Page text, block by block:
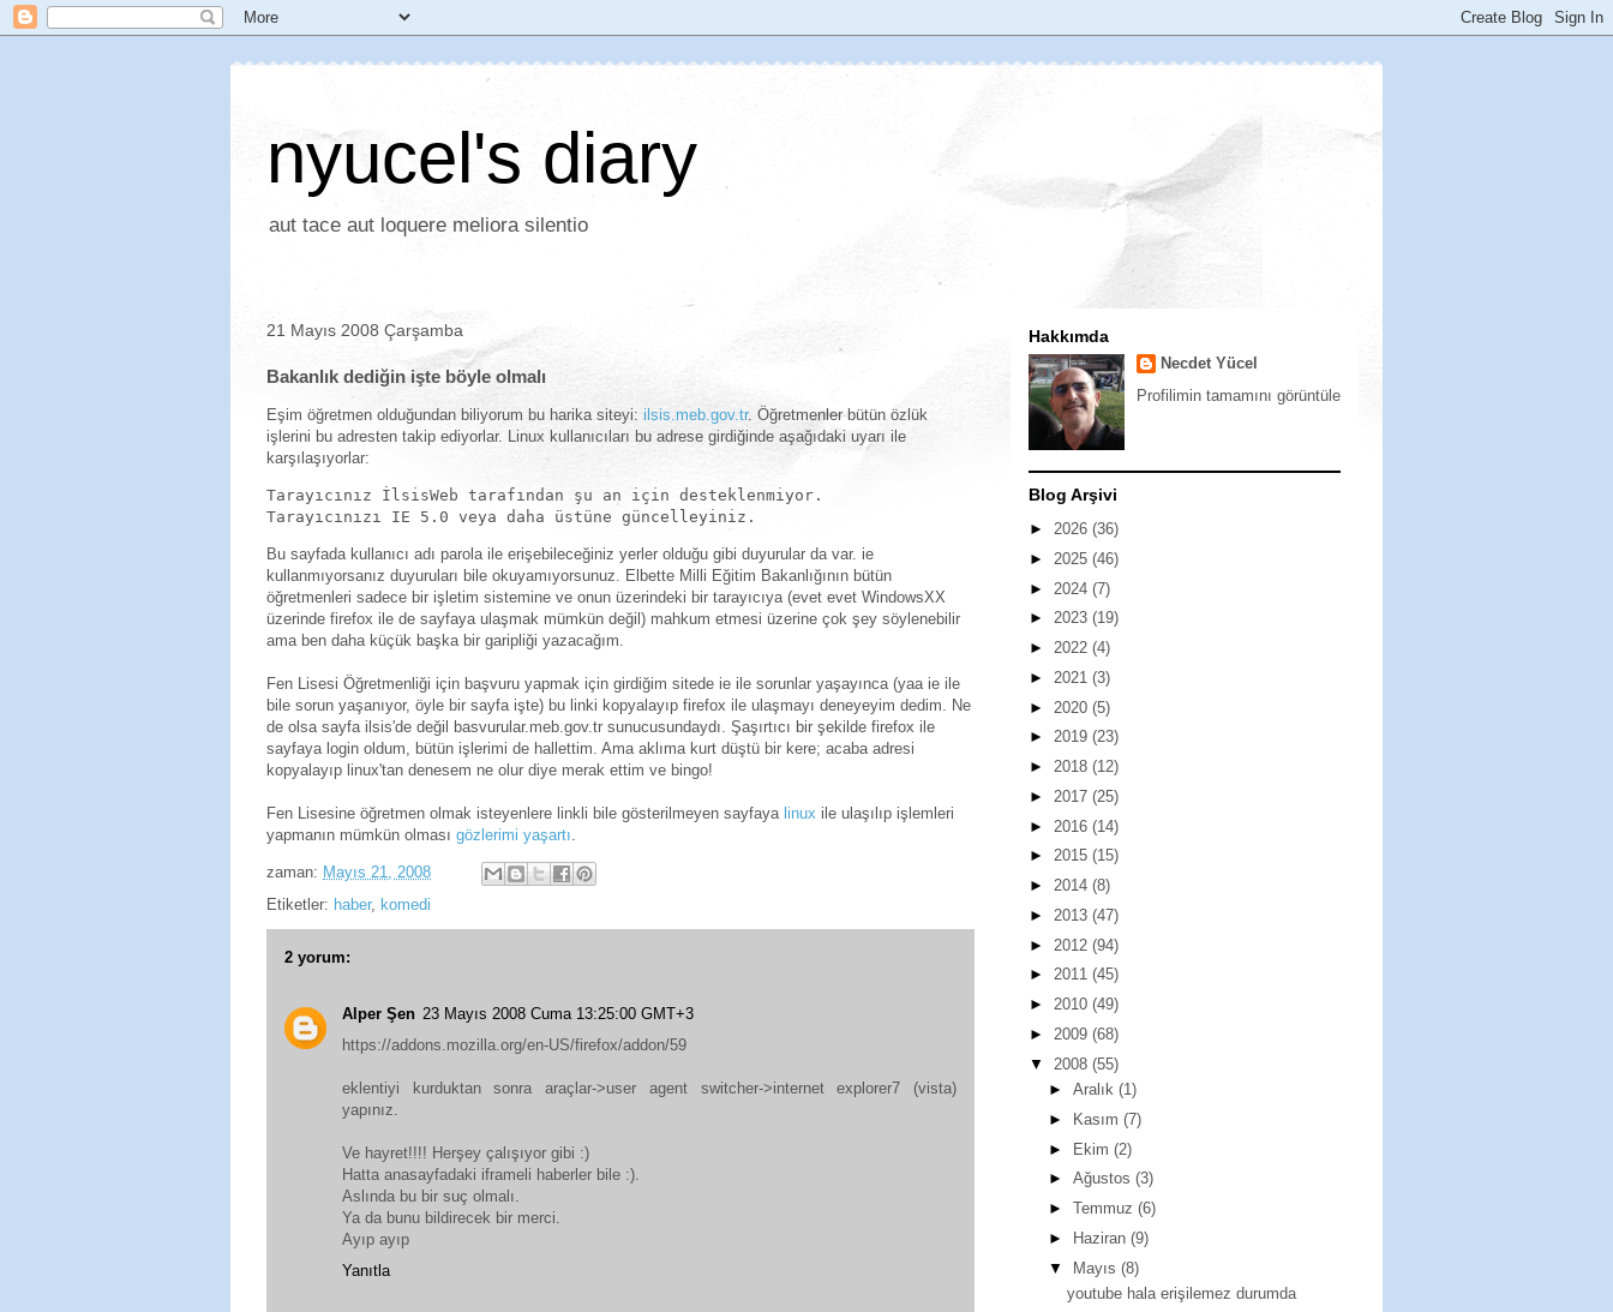
nyucel's diary
aut tace aut loquere meliora silentio
21 Mayıs 2008 Çarşamba
Bakanlık dediğin işte böyle olmalı
Eşim öğretmen olduğundan biliyorum bu harika siteyi: ilsis.meb.gov.tr. Öğretmenler bütün özlük
işlerini bu adresten takip ediyorlar. Linux kullanıcıları bu adrese girdiğinde aşağıdaki uyarı ile
karşılaşıyorlar:
Tarayıcınız İlsisWeb tarafından şu an için desteklenmiyor.
Tarayıcınızı IE 5.0 veya daha üstüne güncelleyiniz.
Bu sayfada kullanıcı adı parola ile erişebileceğiniz yerler olduğu gibi duyurular da var. ie
kullanmıyorsanız duyuruları bile okuyamıyorsunuz. Elbette Milli Eğitim Bakanlığının bütün
öğretmenleri sadece bir işletim sistemine ve onun üzerindeki bir tarayıcıya (evet evet WindowsXX
üzerinde firefox ile de sayfaya ulaşmak mümkün değil) mahkum etmesi üzerine çok şey söylenebilir
ama ben daha küçük başka bir garipliği yazacağım.
Fen Lisesi Öğretmenliği için başvuru yapmak için girdiğim sitede ie ile sorunlar yaşayınca (yaa ie ile
bile sorun yaşanıyor, öyle bir sayfa işte) bu linki kopyalayıp firefox ile ulaşmayı deneyeyim dedim. Ne
de olsa sayfa ilsis'de değil basvurular.meb.gov.tr sunucusundaydı. Şaşırtıcı bir şekilde firefox ile
sayfaya login oldum, bütün işlerimi de hallettim. Ama aklıma kurt düştü bir kere; acaba adresi
kopyalayıp linux'tan denesem ne olur diye merak ettim ve bingo!
Fen Lisesine öğretmen olmak isteyenlere linkli bile gösterilmeyen sayfaya linux ile ulaşılıp işlemleri
yapmanın mümkün olması gözlerimi yaşartı.
zaman: Mayıs 21, 2008
Etiketler: haber, komedi
2 yorum:
Alper Şen 23 Mayıs 2008 Cuma 13:25:00 GMT+3
https://addons.mozilla.org/en-US/firefox/addon/59
eklentiyi kurduktan sonra araçlar->user agent switcher->internet explorer7 (vista)
yapınız.
Ve hayret!!!! Herşey çalışıyor gibi :)
Hatta anasayfadaki iframeli haberler bile :).
Aslında bu bir suç olmalı.
Ya da bunu bildirecek bir merci.
Ayıp ayıp
Yanıtla
Hakkımda
Necdet Yücel
Profilimin tamamını görüntüle
Blog Arşivi
► 2026 (36)
► 2025 (46)
► 2024 (7)
► 2023 (19)
► 2022 (4)
► 2021 (3)
► 2020 (5)
► 2019 (23)
► 2018 (12)
► 2017 (25)
► 2016 (14)
► 2015 (15)
► 2014 (8)
► 2013 (47)
► 2012 (94)
► 2011 (45)
► 2010 (49)
► 2009 (68)
▼ 2008 (55)
► Aralık (1)
►
Kasım (7)
► Ekim (2)
► Ağustos (3)
► Temmuz (6)
►
Haziran (9)
▼ Mayıs (8)
youtube hala erişilemez durumda